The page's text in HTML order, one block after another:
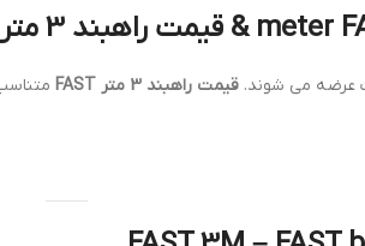
قیمت راهبند 3 متر FAST